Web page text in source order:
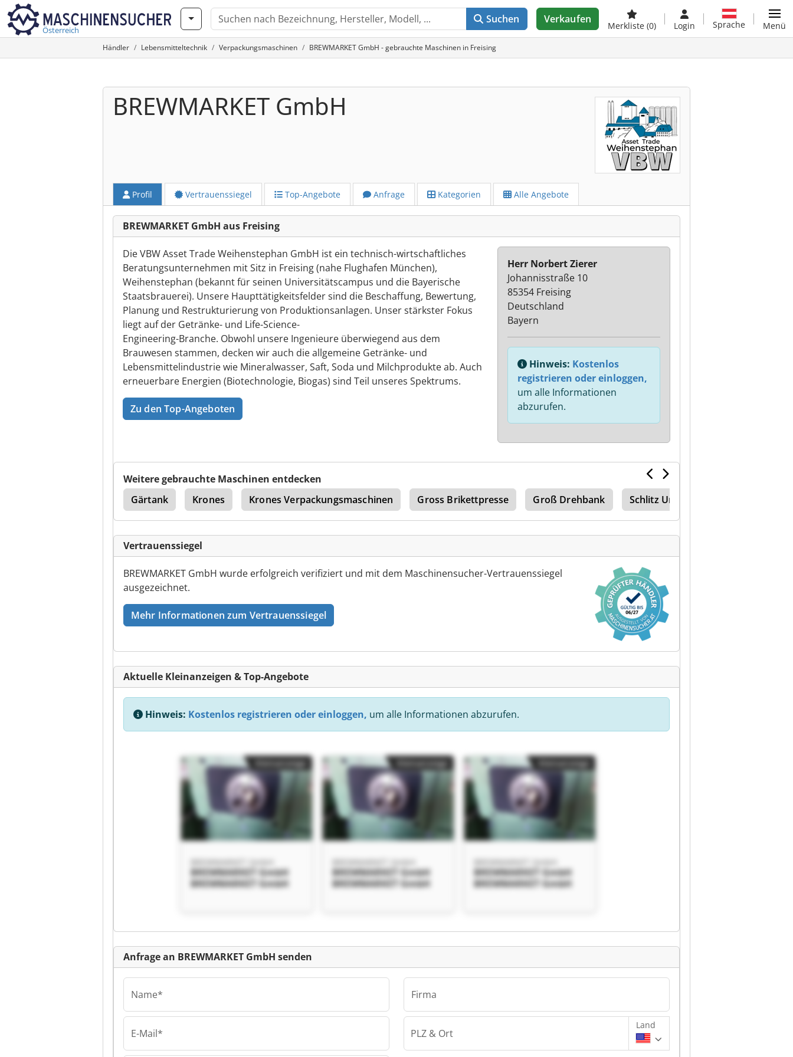
Österreich
Suchen Verkaufen
Merkliste (0) Login Sprache Menü
Händler Lebensmitteltechnik Verpackungsmaschinen BREWMARKET GmbH - gebrauchte Maschinen in Freising
BREWMARKET GmbH
Profil Vertrauenssiegel Top-Angebote Anfrage Kategorien Alle Angebote
BREWMARKET GmbH aus Freising
Die VBW Asset Trade Weihenstephan GmbH ist ein technisch-wirtschaftliches
Beratungsunternehmen mit Sitz in Freising (nahe Flughafen München),
Weihenstephan (bekannt für seinen Universitätscampus und die Bayerische
Staatsbrauerei). Unsere Haupttätigkeitsfelder sind die Beschaffung, Bewertung,
Planung und Restrukturierung von Produktionsanlagen. Unser stärkster Fokus
liegt auf der Getränke- und Life-Science-
Engineering-Branche. Obwohl unsere Ingenieure überwiegend aus dem
Brauwesen stammen, decken wir auch die allgemeine Getränke- und
Lebensmittelindustrie wie Mineralwasser, Saft, Soda und Milchprodukte ab. Auch
erneuerbare Energien (Biotechnologie, Biogas) sind Teil unseres Spektrums.
Zu den Top-Angeboten
Herr Norbert Zierer
Johannisstraße 10
85354 Freising
Deutschland
Bayern
Hinweis: Kostenlos
registrieren oder einloggen,
um alle Informationen
abzurufen.
Weitere gebrauchte Maschinen entdecken
Gärtank
Krones Krones Verpackungsmaschinen Gross Brikettpresse Groß Drehbank Schlitz Und Zapfenmaschine
Vertrauenssiegel
BREWMARKET GmbH wurde erfolgreich verifiziert und mit dem Maschinensucher-Vertrauenssiegel
ausgezeichnet.
Mehr Informationen zum Vertrauenssiegel
Aktuelle Kleinanzeigen & Top-Angebote
Hinweis: Kostenlos registrieren oder einloggen, um alle Informationen abzurufen.
BREWMARKET GmbH
BREWMARKET GmbH
BREWMARKET GmbH
BREWMARKET GmbH
BREWMARKET GmbH
BREWMARKET GmbH
BREWMARKET GmbH
BREWMARKET GmbH
BREWMARKET GmbH
Kleinanzeige
Anfrage an BREWMARKET GmbH senden
Name*
E-Mail*
Firma
PLZ & Ort
Land